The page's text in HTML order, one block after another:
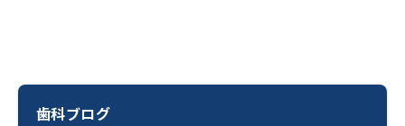
歯科ブログ